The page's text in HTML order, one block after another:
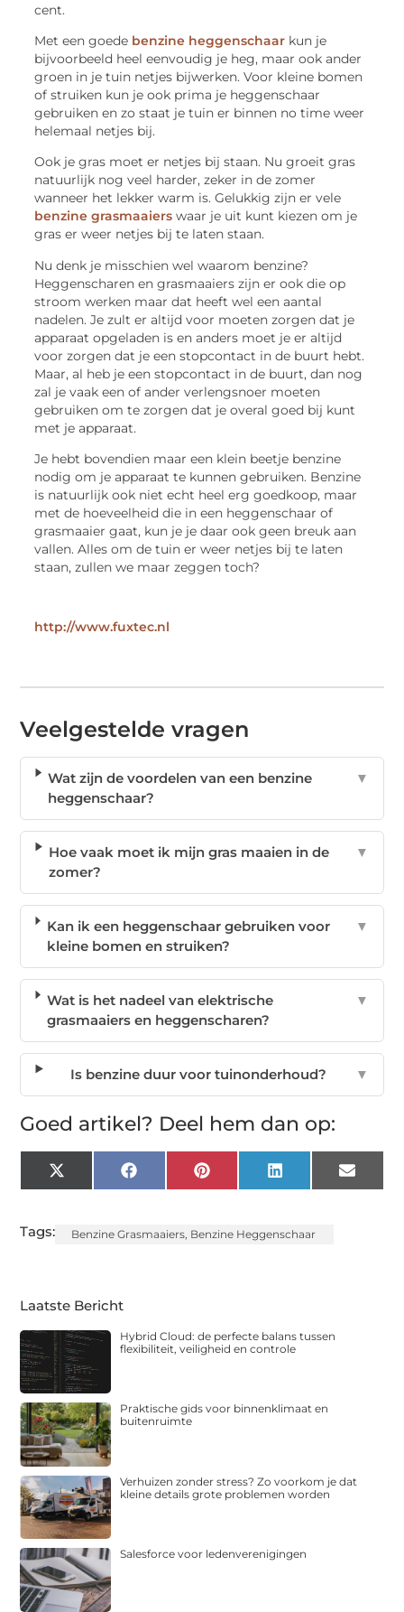
cent.
Met een goede benzine heggenschaar kun je
bijvoorbeeld heel eenvoudig je heg, maar ook ander
groen in je tuin netjes bijwerken. Voor kleine bomen
of struiken kun je ook prima je heggenschaar
gebruiken en zo staat je tuin er binnen no time weer
helemaal netjes bij.
Ook je gras moet er netjes bij staan. Nu groeit gras
natuurlijk nog veel harder, zeker in de zomer
wanneer het lekker warm is. Gelukkig zijn er vele
benzine grasmaaiers waar je uit kunt kiezen om je
gras er weer netjes bij te laten staan.
Nu denk je misschien wel waarom benzine?
Heggenscharen en grasmaaiers zijn er ook die op
stroom werken maar dat heeft wel een aantal
nadelen. Je zult er altijd voor moeten zorgen dat je
apparaat opgeladen is en anders moet je er altijd
voor zorgen dat je een stopcontact in de buurt hebt.
Maar, al heb je een stopcontact in de buurt, dan nog
zal je vaak een of ander verlengsnoer moeten
gebruiken om te zorgen dat je overal goed bij kunt
met je apparaat.
Je hebt bovendien maar een klein beetje benzine
nodig om je apparaat te kunnen gebruiken. Benzine
is natuurlijk ook niet echt heel erg goedkoop, maar
met de hoeveelheid die in een heggenschaar of
grasmaaier gaat, kun je je daar ook geen breuk aan
vallen. Alles om de tuin er weer netjes bij te laten
staan, zullen we maar zeggen toch?
http://www.fuxtec.nl
Veelgestelde vragen
Wat zijn de voordelen van een benzine
heggenschaar?
▼
Hoe vaak moet ik mijn gras maaien in de
zomer?
▼
Kan ik een heggenschaar gebruiken voor
kleine bomen en struiken?
▼
Wat is het nadeel van elektrische
grasmaaiers en heggenscharen?
▼
Is benzine duur voor tuinonderhoud? ▼
Goed artikel? Deel hem dan op:
X
(Twitter)
FacebookPinterest LinkedIn Email
Tags: Benzine Grasmaaiers Benzine Heggenschaar
Laatste Bericht
Hybrid Cloud: de perfecte balans tussen
flexibiliteit, veiligheid en controle
Praktische gids voor binnenklimaat en
buitenruimte
Verhuizen zonder stress? Zo voorkom je dat
kleine details grote problemen worden
Salesforce voor ledenverenigingen